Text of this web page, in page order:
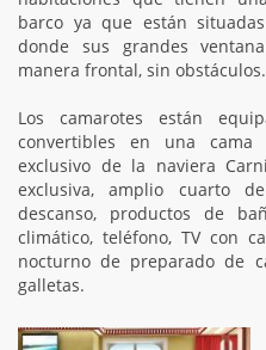
barco ya que están
donde sus grandes
manera frontal, sin obstáculos.
Los camarotes están
convertibles en una cama
exclusivo de la naviera
exclusiva, amplio cuarto
descanso, productos de
climático, teléfono, TV con
nocturno de preparado de
galletas.